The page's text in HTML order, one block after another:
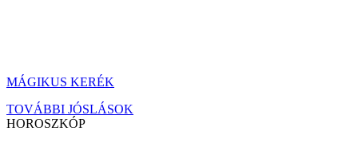
MÁGIKUS KERÉK
TOVÁBBI JÓSLÁSOK
HOROSZKÓP